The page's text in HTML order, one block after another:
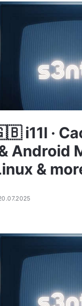
i11l ·
Android
&